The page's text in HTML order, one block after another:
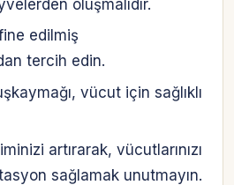
oluşmalıdır.
edilmiş
tercih edin.
vücut için sağlıklı
artırarak, vücutlarınızı
sağlamak unutmayın.